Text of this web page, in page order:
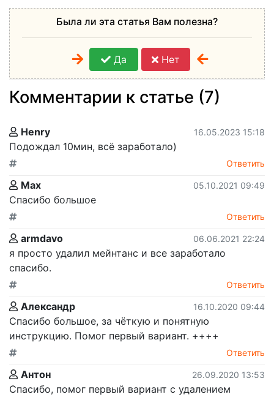
Была ли эта статья Вам полезна?
Да Нет
Комментарии к статье (7)
Henry 16.05.2023 15:18
Подождал 10мин, всё заработало)
Ответить
Max 05.10.2021 09:49
Спасибо большое
Ответить
armdavo 06.06.2021 22:24
я просто удалил мейнтанс и все заработало
спасибо.
Ответить
Александр 16.10.2020 09:44
Спасибо большое, за чёткую и понятную
инструкцию. Помог первый вариант. ++++
Ответить
Антон 26.09.2020 13:53
Спасибо, помог первый вариант с удалением